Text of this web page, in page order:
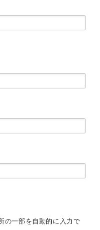
の一部を自動的に入力で